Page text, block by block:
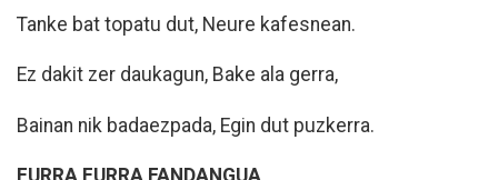
Tanke bat topatu dut, Neure kafesnean.
Ez dakit zer daukagun, Bake ala gerra,
Bainan nik badaezpada, Egin dut puzkerra.